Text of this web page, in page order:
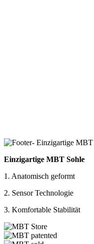
Einzigartige MBT Sohle
1. Anatomisch geformt
2. Sensor Technologie
3. Komfortable Stabilität